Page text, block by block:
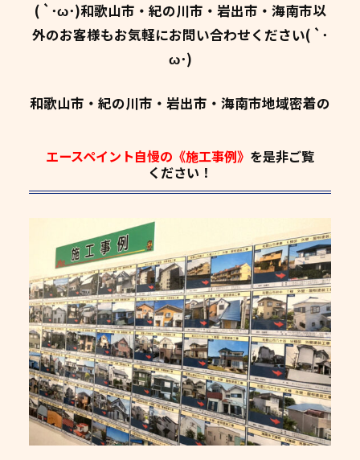
( `･ω･)和歌山市・紀の川市・岩出市・海南市以
外のお客様もお気軽にお問い合わせください( `･
ω･)
和歌山市・紀の川市・岩出市・海南市地域密着の
エースペイント自慢の《施工事例》 を是非ご覧
ください！